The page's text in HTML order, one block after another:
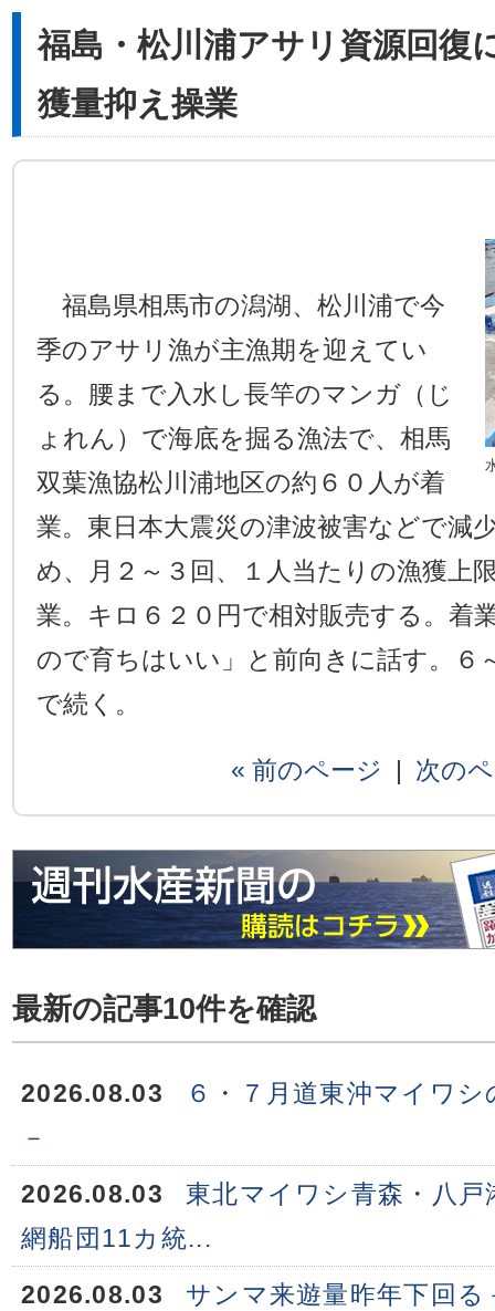
福島・松川浦アサリ資源回復
獲量抑え操業
福島県相馬市の潟湖、松川浦で今
季のアサリ漁が主漁期を迎えてい
る。腰まで入水し長竿のマンガ（じ
ょれん）で海底を掘る漁法で、相馬
双葉漁協松川浦地区の約６０人が着
業。東日本大震災の津波被害などで減
め、月２～３回、１人当たりの漁獲上
業。キロ６２０円で相対販売する。着
ので育ちはいい」と前向きに話す。６
で続く。
« 前のページ | 次の
最新の記事10件を確認
2026.08.03
６・７月道東沖マイワ
－
2026.08.03
東北マイワシ青森・八
網船団11カ統...
2026.08.03
サンマ来遊量昨年下回